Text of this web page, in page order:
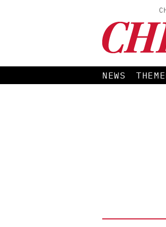
NEWS